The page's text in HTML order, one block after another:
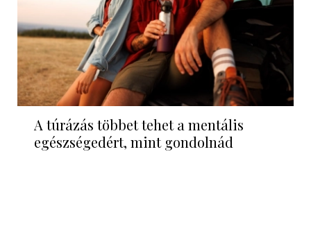
A túrázás többet tehet a mentális
egészségedért, mint gondolnád